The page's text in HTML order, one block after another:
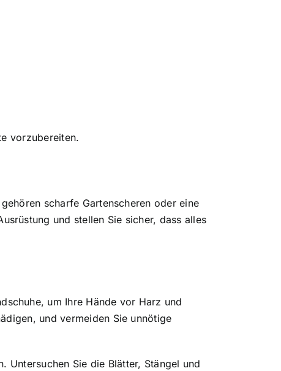
vorzubereiten.
scharfe Gartenscheren oder eine
und stellen Sie sicher, dass alles
um Ihre Hände vor Harz und
und vermeiden Sie unnötige
Sie die Blätter, Stängel und